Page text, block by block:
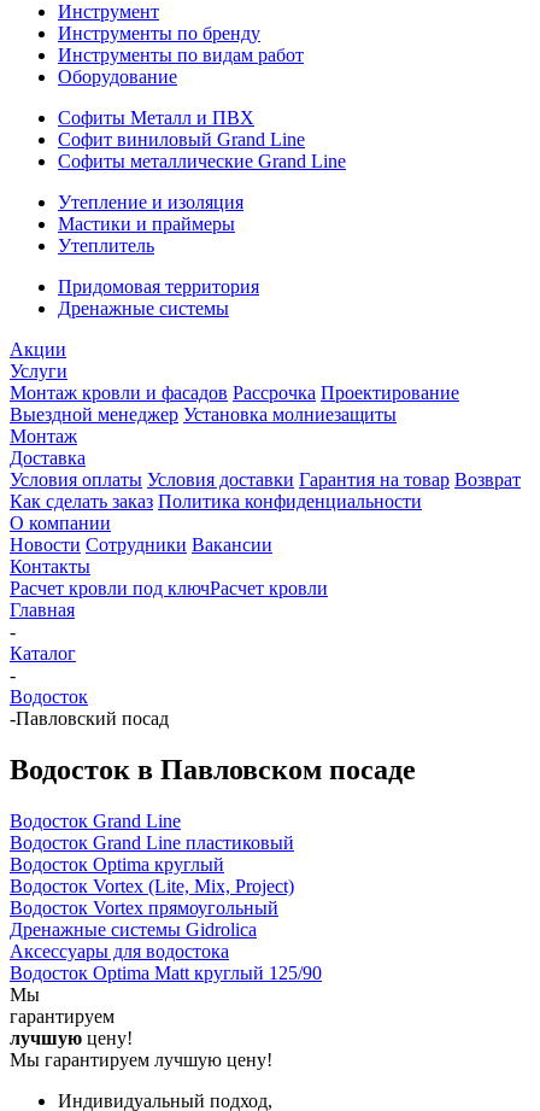
Инструмент
Инструменты по бренду
Инструменты по видам работ
Оборудование
Софиты Металл и ПВХ
Софит виниловый Grand Line
Софиты металлические Grand Line
Утепление и изоляция
Мастики и праймеры
Утеплитель
Придомовая территория
Дренажные системы
Акции
Услуги
Монтаж кровли и фасадов Рассрочка Проектирование
Выездной менеджер Установка молниезащиты
Монтаж
Доставка
Условия оплаты Условия доставки Гарантия на товар Возврат
Как сделать заказ Политика конфиденциальности
О компании
Новости Сотрудники Вакансии
Контакты
Расчет кровли под ключРасчет кровли
Главная
-
Каталог
-
Водосток
-Павловский посад
Водосток в Павловском посаде
Водосток Grand Line
Водосток Grand Line пластиковый
Водосток Optima круглый
Водосток Vortex (Lite, Mix, Project)
Водосток Vortex прямоугольный
Дренажные системы Gidrolica
Аксессуары для водостока
Водосток Optima Matt круглый 125/90
Мы
гарантируем
лучшую цену!
Мы гарантируем лучшую цену!
Индивидуальный подход,